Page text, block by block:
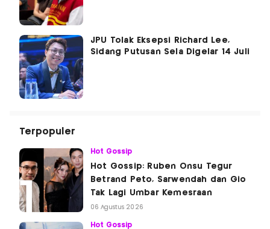
JPU Tolak Eksepsi Richard Lee,
Sidang Putusan Sela Digelar 14 Juli
Terpopuler
Hot Gossip
Hot Gossip: Ruben Onsu Tegur
Betrand Peto, Sarwendah dan Gio
Tak Lagi Umbar Kemesraan
06 Agustus 2026
Hot Gossip